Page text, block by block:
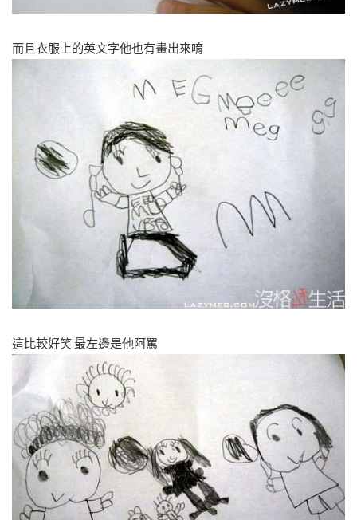
而且衣服上的英文字他也有畫出來唷
這比較好笑 最左邊是他阿罵